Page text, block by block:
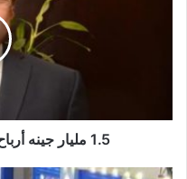
1.5 مليار جينه أرباح بنك "التعمير والإسكان"
وزارة